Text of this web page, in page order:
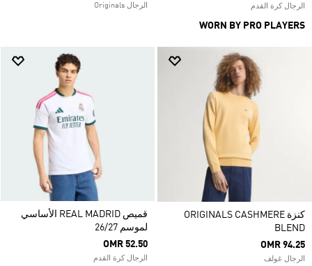
الرجال كرة القدم
WORN BY PRO PLAYERS
الرجال Originals
كنزة ORIGINALS CASHMERE
BLEND
OMR 94.25
الرجال غولف
قميص REAL MADRID الأساسي
لموسم 26/27
OMR 52.50
الرجال كرة القدم